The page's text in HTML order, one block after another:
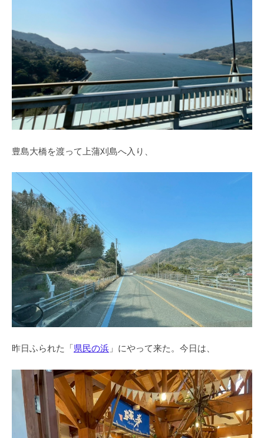
豊島大橋を渡って上蒲刈島へ入り、
昨日ふられた「県民の浜 」にやって来た。今日は、